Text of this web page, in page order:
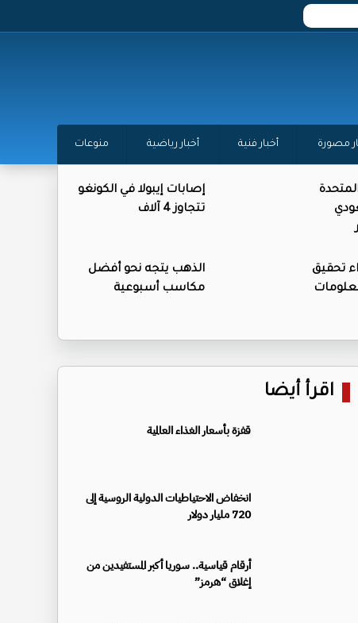
مصورة أخبار فنية أخبار رياضية منوعات
إصابات إيبولا في الكونغو
تتجاوز 4 آلاف
تحقيق
الذهب يتجه نحو أفضل
مكاسب أسبوعية
اقرأ أيضا
قفزة بأسعار الغذاء العالمية
انخفاض الاحتياطيات الدولية الروسية إلى
720 مليار دولار
أرقام قياسية.. سوريا أكبر المستفيدين من
إغلاق “هرمز”